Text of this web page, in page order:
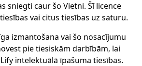
sniegti caur šo Vietni. Šī licence
vai citus tiesības uz saturu.
izmantošana vai šo nosacījumu
pie tiesiskām darbībām, lai
intelektuālā īpašuma tiesības.